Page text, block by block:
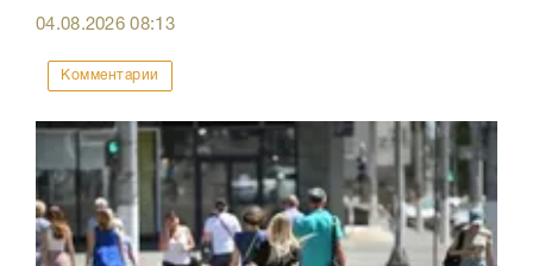
04.08.202608:13
Комментарии